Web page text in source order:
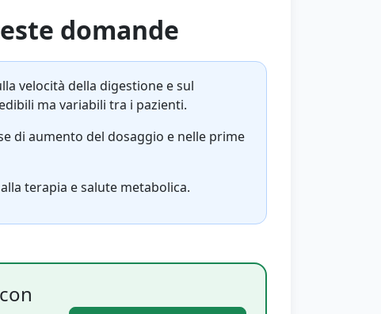
domande
velocità della digestione e sul
ma variabili tra i pazienti.
di aumento del dosaggio e nelle prime
terapia e salute metabolica.